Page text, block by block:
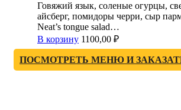
Говяжий язык, соленые огурцы,
айсберг, помидоры черри, сыр
Neat’s tongue salad…
В корзину 1100,00 ₽
ПОСМОТРЕТЬ МЕНЮ И